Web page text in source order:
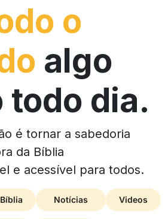
o
algo
todo dia.
é tornar a sabedoria
da Bíblia
e acessível para todos.
Bíblia Notícias Videos